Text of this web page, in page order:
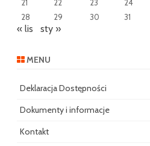
21
22 23 24
28
29 30 31
« lis sty »
MENU
Deklaracja Dostępności
Dokumenty i informacje
Kontakt